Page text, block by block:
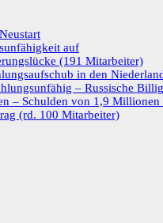
auf
(191 Mitarbeiter)
in den
– Russische
– Schulden von 1,9
(rd. 100 Mitarbeiter)